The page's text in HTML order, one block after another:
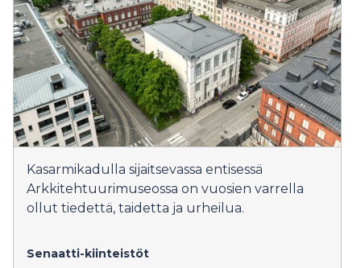
Kasarmikadulla sijaitsevassa entisessä
Arkkitehtuurimuseossa on vuosien varrella
ollut tiedettä, taidetta ja urheilua.
Senaatti-kiinteistöt